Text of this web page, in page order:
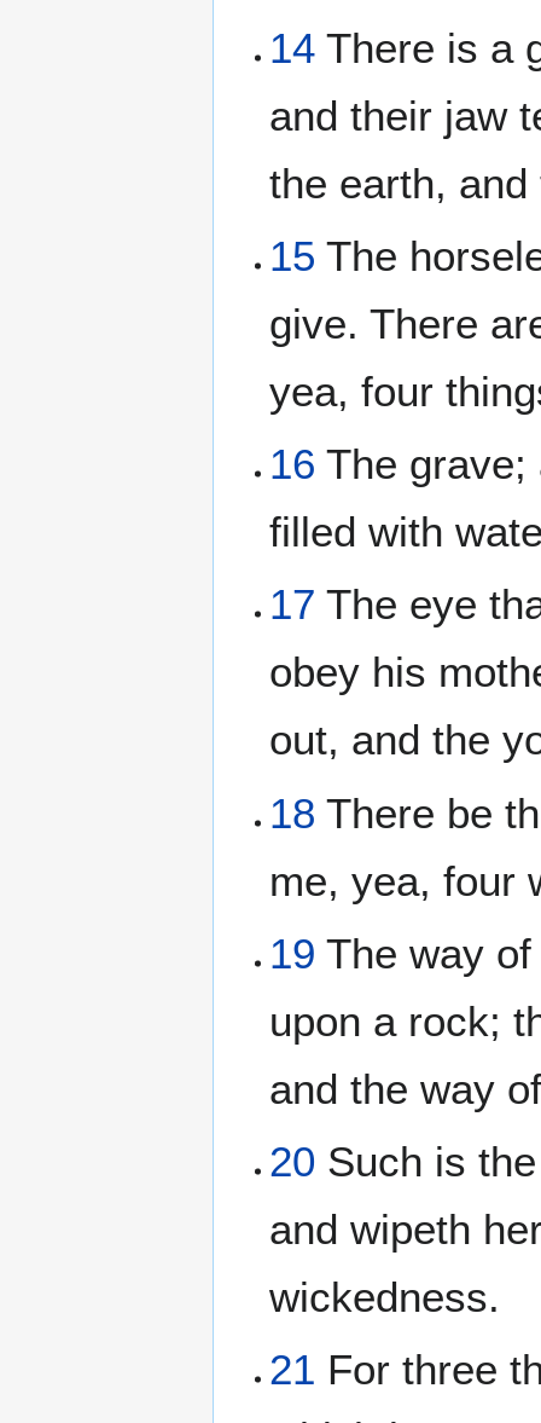
14 There is a
and their jaw
the earth,
15 The
give. There
yea, four
16 The grave;
filled with
17 The eye
obey his
out, and the
18 There be
me, yea, four
19 The way
upon a rock;
and the way
20 Such is
and wipeth
wickedness.
21 For three